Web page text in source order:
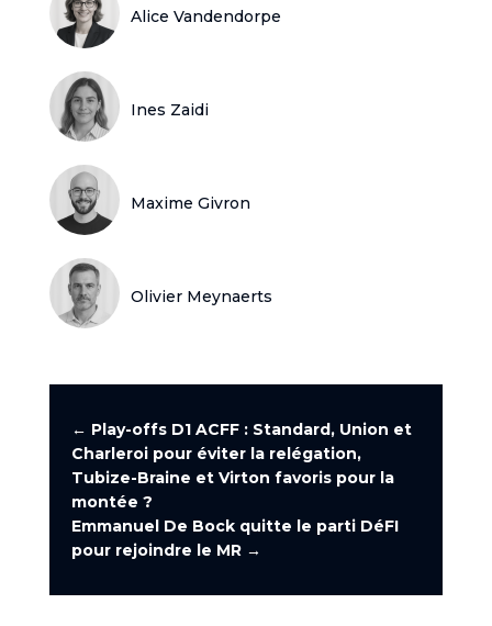
Alice Vandendorpe
Ines Zaidi
Maxime Givron
Olivier Meynaerts
← Play-offs D1 ACFF : Standard, Union et
Charleroi pour éviter la relégation,
Tubize-Braine et Virton favoris pour la
montée ?
Emmanuel De Bock quitte le parti DéFI
pour rejoindre le MR→